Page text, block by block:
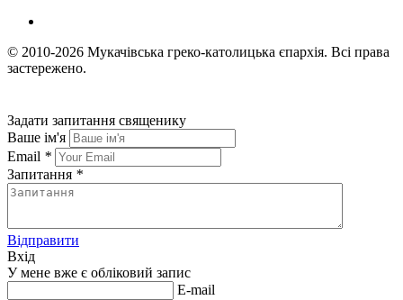
© 2010-2026 Мукачівська греко-католицька єпархія. Всі права
застережено.
Задати запитання священику
Ваше ім'я
Email *
Запитання *
Відправити
Вхід
У мене вже є обліковий запис
E-mail